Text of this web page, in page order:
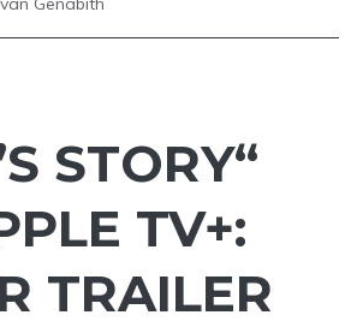
STORY“
TV+:
TRAILER